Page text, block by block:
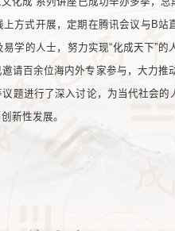
方式开展，定期在腾讯会议与B
学的人士，努力实现“化成天下”
请百余位海内外专家参与，大力
议题进行了深入讨论，为当代社会
新性发展。